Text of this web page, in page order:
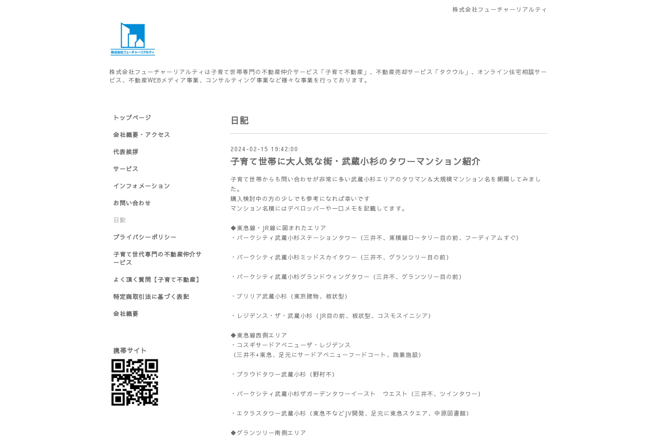
株式会社フューチャーリアルティ
株式会社フューチャーリアルティは子育て世帯専門の不動産仲介サービス「子育て不動産」、不動産売却サービス「タクウル」、オンライン住宅相談サー
ビス、不動産WEBメディア事業、コンサルティング事業など様々な事業を行っております。
日記
2024-02-15 19:42:00
子育て世帯に大人気な街・武蔵小杉のタワーマンション紹介
子育て世帯からも問い合わせが非常に多い武蔵小杉エリアのタワマン＆大規模マンション名を網羅してみまし
た。
購入検討中の方の少しでも参考になれば幸いです
マンション名横にはデベロッパーや一口メモを記載してます。
◆東急線・JR線に囲まれたエリア
・パークシティ武蔵小杉ステーションタワー（三井不、東横線ロータリー目の前、フーディアムすぐ）
・パークシティ武蔵小杉ミッドスカイタワー（三井不、グランツリー目の前）
・パークシティ武蔵小杉グランドウィングタワー（三井不、グランツリー目の前）
・ブリリア武蔵小杉（東京建物、板状型）
・レジデンス・ザ・武蔵小杉（JR目の前、板状型、コスモスイニシア）
◆東急線西側エリア
・コスギサードアベニューザ・レジデンス
（三井不+東急、足元にサードアベニューフードコート、商業施設）
・プラウドタワー武蔵小杉（野村不）
・パークシティ武蔵小杉ザガーデンタワーイースト ウエスト（三井不、ツインタワー）
・エクラスタワー武蔵小杉（東急不などJV開発、足元に東急スクエア、中原図書館）
◆グランツリー南側エリア
トップページ
会社概要・アクセス
代表挨拶
サービス
インフォメーション
お問い合わせ
日記
プライバシーポリシー
子育て世代専門の不動産仲介サ
ービス
よく頂く質問【子育て不動産】
特定商取引法に基づく表記
会社概要
携帯サイト